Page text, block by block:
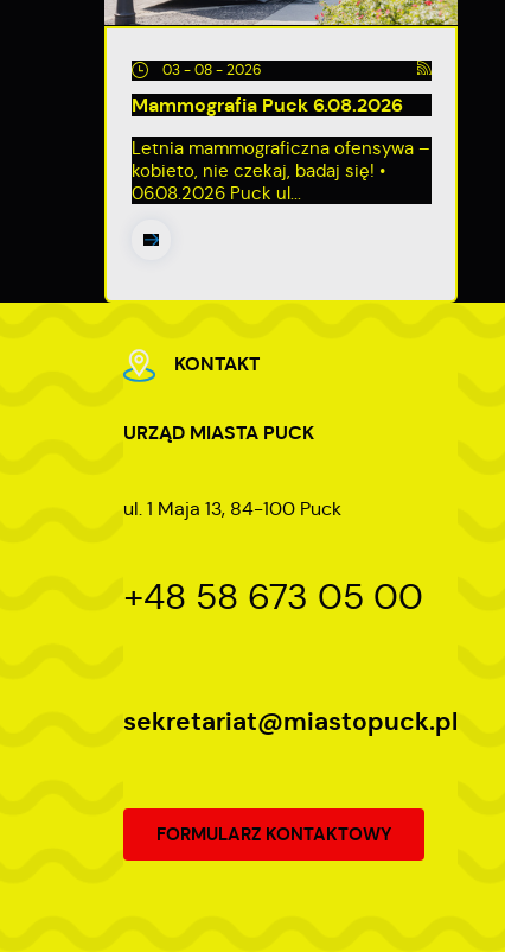
03 - 08 - 2026
Mammografia Puck 6.08.2026
Letnia mammograficzna ofensywa –
kobieto, nie czekaj, badaj się! •
06.08.2026 Puck ul...
KONTAKT
URZĄD MIASTA PUCK
ul. 1 Maja 13, 84-100 Puck
+48 58 673 05 00
sekretariat@miastopuck.pl
FORMULARZ KONTAKTOWY